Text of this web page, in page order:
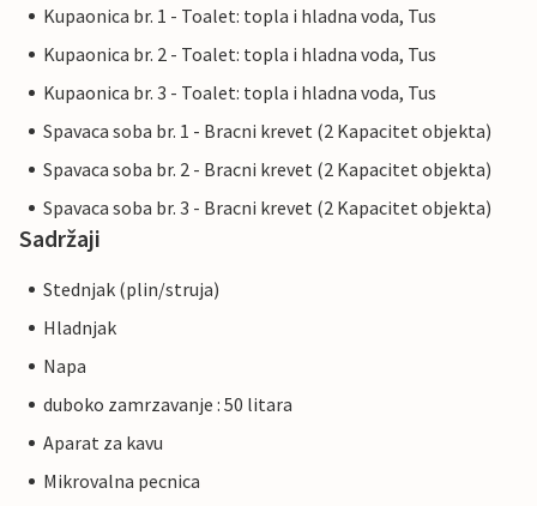
Kupaonica br. 1 - Toalet: topla i hladna voda, Tus
Kupaonica br. 2 - Toalet: topla i hladna voda, Tus
Kupaonica br. 3 - Toalet: topla i hladna voda, Tus
Spavaca soba br. 1 - Bracni krevet (2 Kapacitet objekta)
Spavaca soba br. 2 - Bracni krevet (2 Kapacitet objekta)
Spavaca soba br. 3 - Bracni krevet (2 Kapacitet objekta)
Sadržaji
Stednjak (plin/struja)
Hladnjak
Napa
duboko zamrzavanje : 50 litara
Aparat za kavu
Mikrovalna pecnica